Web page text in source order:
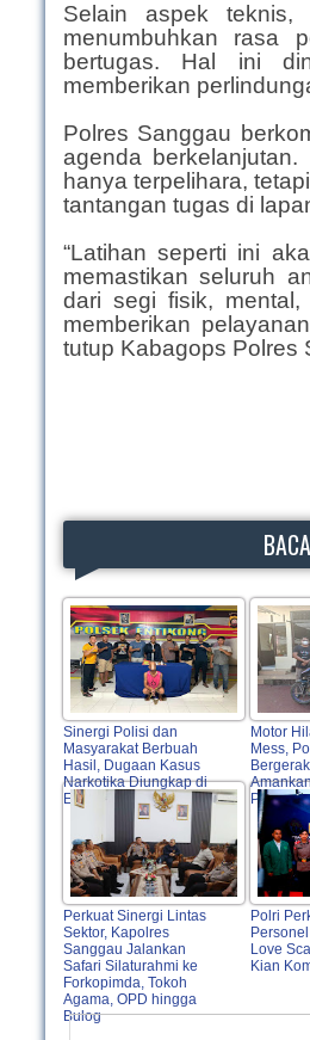
Selain aspek teknis,
menumbuhkan rasa
bertugas. Hal ini
memberikan
Polres Sanggau
agenda
hanya terpelihara,
tantangan tugas di
“Latihan seperti ini
memastikan seluruh
dari segi fisik,
memberikan
tutup Kabagops Polres
Sinergi Polisi dan
Masyarakat Berbuah
Hasil, Dugaan Kasus
Narkotika Diungkap di
Entikong
Motor
Mess,
Pelaku
Perkuat Sinergi Lintas
Sektor, Kapolres
Sanggau Jalankan
Safari Silaturahmi ke
Forkopimda, Tokoh
Agama, OPD hingga
Bulog
Polri
Love
Kian